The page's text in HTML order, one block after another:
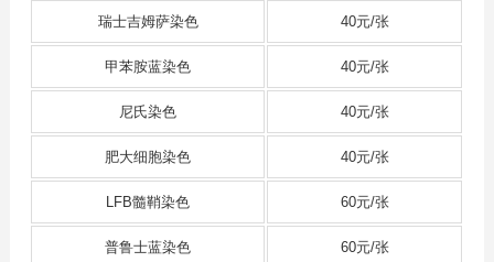
瑞士吉姆萨染色 40元/张
甲苯胺蓝染色 40元/张
尼氏染色 40元/张
肥大细胞染色 40元/张
LFB髓鞘染色 60元/张
普鲁士蓝染色 60元/张